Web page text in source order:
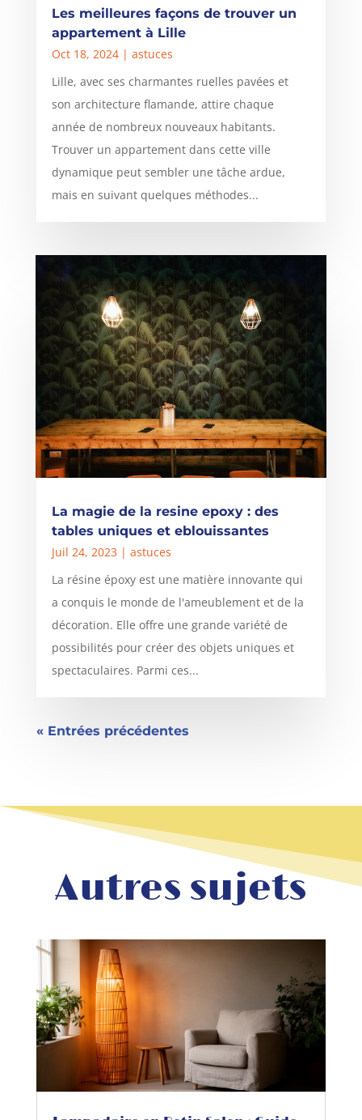
Les meilleures façons de trouver un
appartement à Lille
Oct 18, 2024| astuces
Lille, avec ses charmantes ruelles pavées et
son architecture flamande, attire chaque
année de nombreux nouveaux habitants.
Trouver un appartement dans cette ville
dynamique peut sembler une tâche ardue,
mais en suivant quelques méthodes...
La magie de la resine epoxy : des
tables uniques et eblouissantes
Juil 24, 2023 | astuces
La résine époxy est une matière innovante qui
a conquis le monde de l'ameublement et de la
décoration. Elle offre une grande variété de
possibilités pour créer des objets uniques et
spectaculaires. Parmi ces...
« Entrées précédentes
Autres sujets